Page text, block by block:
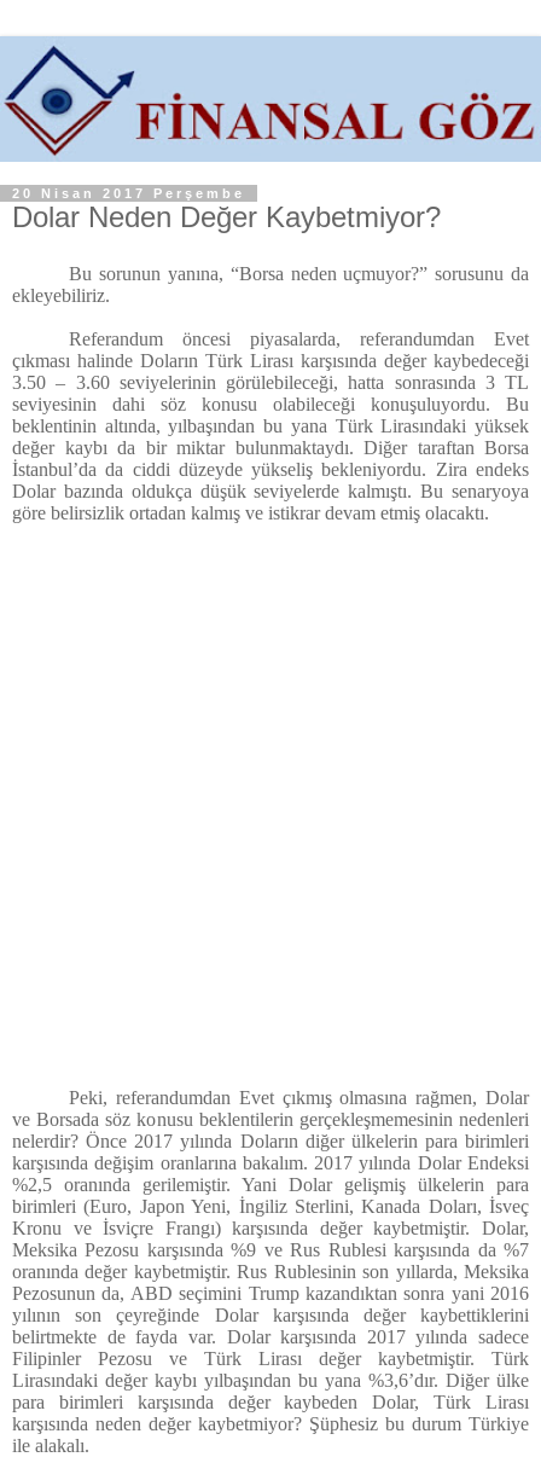
20 Nisan 2017 Perşembe
Dolar Neden Değer Kaybetmiyor?
Bu sorunun yanına, “Borsa neden uçmuyor?” sorusunu da
ekleyebiliriz.
Referandum öncesi piyasalarda, referandumdan Evet
çıkması halinde Doların Türk Lirası karşısında değer kaybedeceği
3.50 – 3.60 seviyelerinin görülebileceği, hatta sonrasında 3 TL
seviyesinin dahi söz konusu olabileceği konuşuluyordu. Bu
beklentinin altında, yılbaşından bu yana Türk Lirasındaki yüksek
değer kaybı da bir miktar bulunmaktaydı. Diğer taraftan Borsa
İstanbul’da da ciddi düzeyde yükseliş bekleniyordu. Zira endeks
Dolar bazında oldukça düşük seviyelerde kalmıştı. Bu senaryoya
göre belirsizlik ortadan kalmış ve istikrar devam etmiş olacaktı.
Peki, referandumdan Evet çıkmış olmasına rağmen, Dolar
ve Borsada söz konusu beklentilerin gerçekleşmemesinin nedenleri
nelerdir? Önce 2017 yılında Doların diğer ülkelerin para birimleri
karşısında değişim oranlarına bakalım. 2017 yılında Dolar Endeksi
%2,5 oranında gerilemiştir. Yani Dolar gelişmiş ülkelerin para
birimleri (Euro, Japon Yeni, İngiliz Sterlini, Kanada Doları, İsveç
Kronu ve İsviçre Frangı) karşısında değer kaybetmiştir. Dolar,
Meksika Pezosu karşısında %9 ve Rus Rublesi karşısında da %7
oranında değer kaybetmiştir. Rus Rublesinin son yıllarda, Meksika
Pezosunun da, ABD seçimini Trump kazandıktan sonra yani 2016
yılının son çeyreğinde Dolar karşısında değer kaybettiklerini
belirtmekte de fayda var. Dolar karşısında 2017 yılında sadece
Filipinler Pezosu ve Türk Lirası değer kaybetmiştir. Türk
Lirasındaki değer kaybı yılbaşından bu yana %3,6’dır. Diğer ülke
para birimleri karşısında değer kaybeden Dolar, Türk Lirası
karşısında neden değer kaybetmiyor? Şüphesiz bu durum Türkiye
ile alakalı.